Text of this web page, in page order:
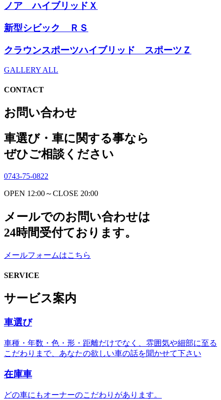
ノア ハイブリッドＸ
新型シビック ＲＳ
クラウンスポーツハイブリッド スポーツＺ
GALLERY ALL
CONTACT
お問い合わせ
車選び・車に関する事なら
ぜひご相談ください
0743-75-0822
OPEN 12:00～CLOSE 20:00
メールでのお問い合わせは
24時間受付ております。
メールフォームはこちら
SERVICE
サービス案内
車選び
車種・年数・色・形・距離だけでなく、雰囲気や細部に至る
こだわりまで、あなたの欲しい車の話を聞かせて下さい
在庫車
どの車にもオーナーのこだわりがあります。